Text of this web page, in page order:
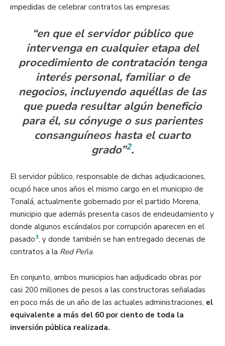
impedidas de celebrar contratos las empresas:
“en que el servidor público que
intervenga en cualquier etapa del
procedimiento de contratación tenga
interés personal, familiar o de
negocios, incluyendo aquéllas de las
que pueda resultar algún beneficio
para él, su cónyuge o sus parientes
consanguíneos hasta el cuarto
grado”2.
El servidor público, responsable de dichas adjudicaciones,
ocupó hace unos años el mismo cargo en el municipio de
Tonalá, actualmente gobernado por el partido Morena,
municipio que además presenta casos de endeudamiento y
donde algunos escándalos por corrupción aparecen en el
pasado3, y donde también se han entregado decenas de
contratos a la Red Peña.
En conjunto, ambos municipios han adjudicado obras por
casi 200 millones de pesos a las constructoras señaladas
en poco más de un año de las actuales administraciones, el
equivalente a más del 60 por ciento de toda la
inversión pública realizada.